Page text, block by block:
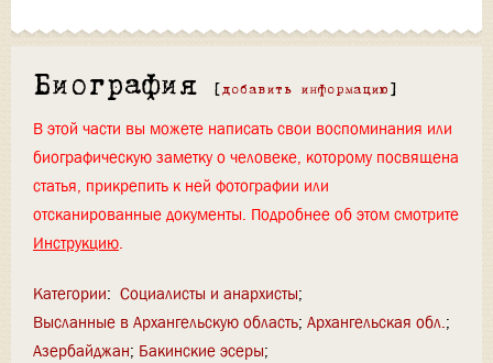
Биография [ добавить информацию ]
В этой части вы можете написать свои воспоминания или
биографическую заметку о человеке, которому посвящена
статья, прикрепить к ней фотографии или
отсканированные документы. Подробнее об этом смотрите
Инструкцию.
Категории: Социалисты и анархисты
Высланные в Архангельскую область Архангельская обл.
Азербайджан Бакинские эсеры